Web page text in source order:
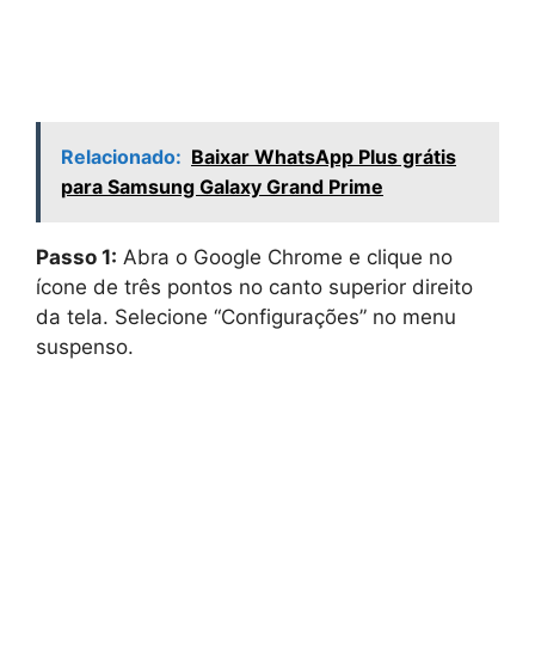
Relacionado: Baixar WhatsApp Plus grátis
para Samsung Galaxy Grand Prime
Passo 1: Abra o Google Chrome e clique no
ícone de três pontos no canto superior direito
da tela. Selecione “Configurações” no menu
suspenso.